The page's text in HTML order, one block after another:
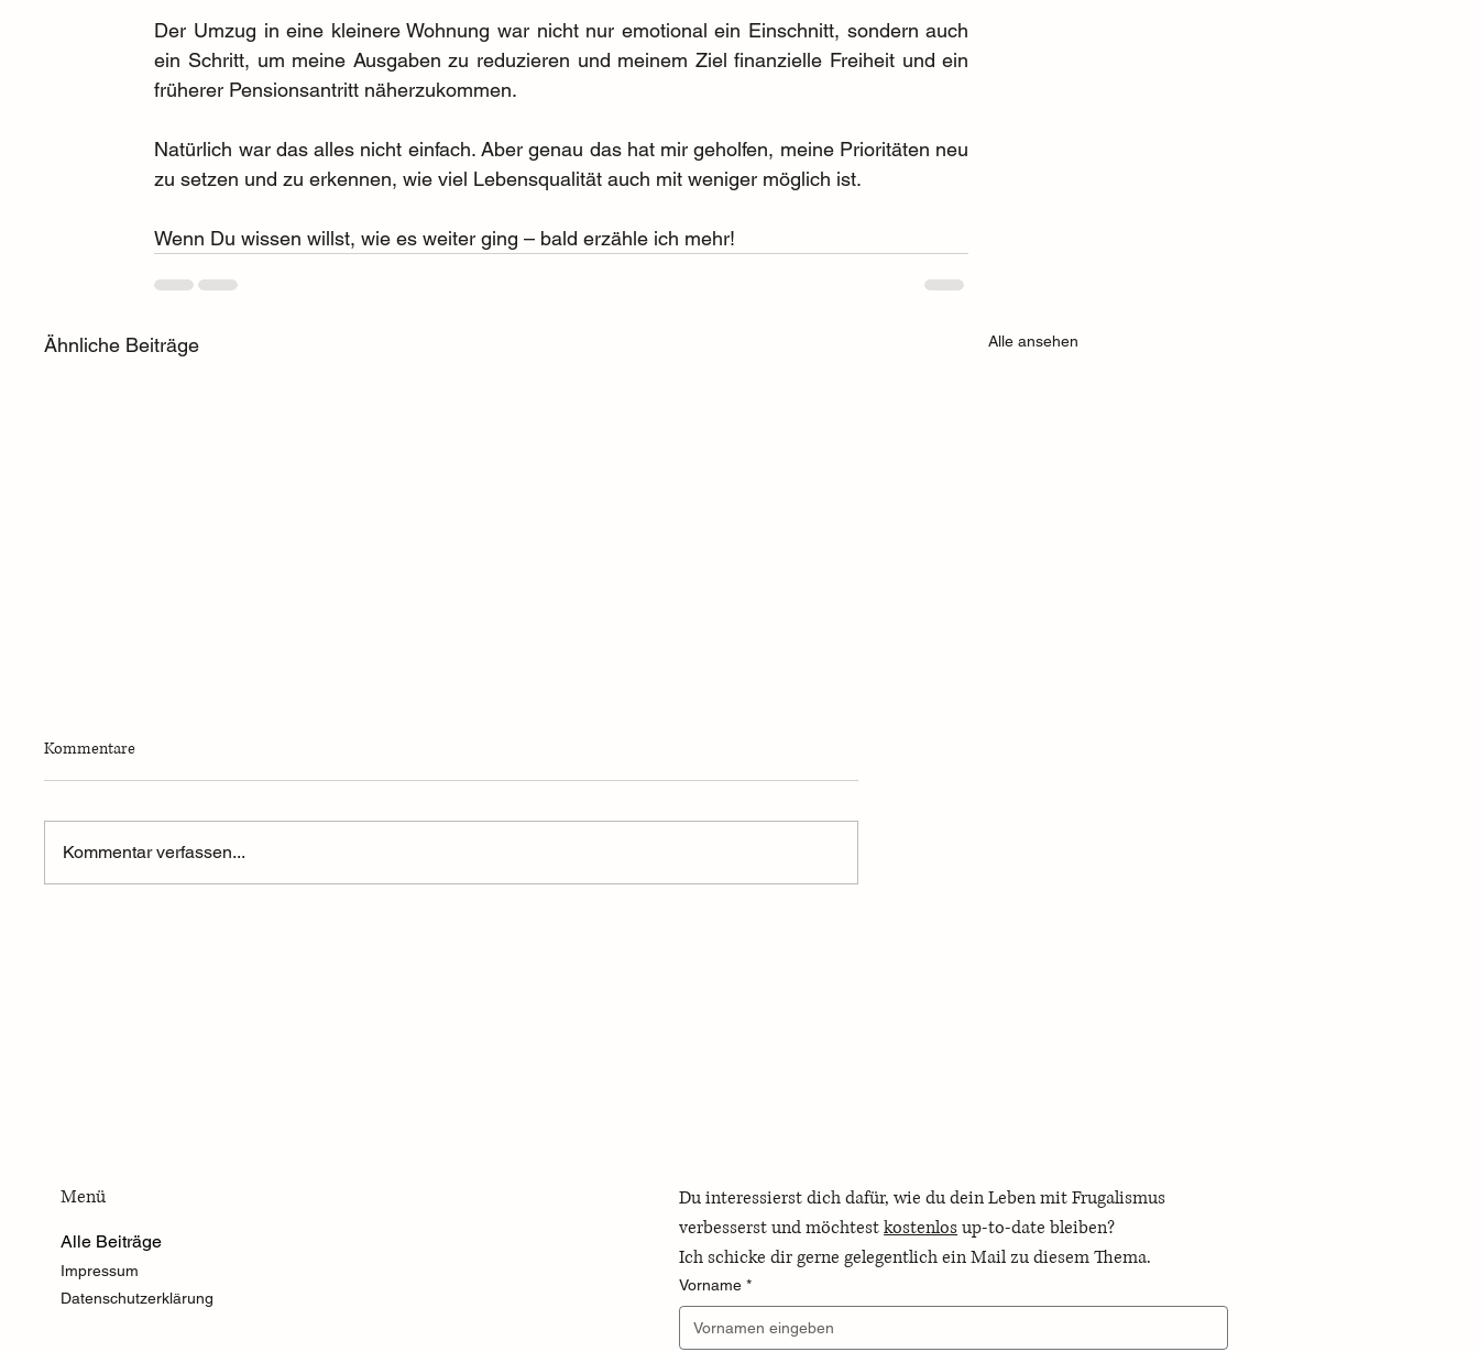
Der Umzug in eine kleinere Wohnung war nicht nur emotional ein Einschnitt, sondern auch
ein Schritt, um meine Ausgaben zu reduzieren und meinem Ziel finanzielle Freiheit und ein
früherer Pensionsantritt näherzukommen.
Natürlich war das alles nicht einfach. Aber genau das hat mir geholfen, meine Prioritäten neu
zu setzen und zu erkennen, wie viel Lebensqualität auch mit weniger möglich ist.
Wenn Du wissen willst, wie es weiter ging – bald erzähle ich mehr!
Ähnliche Beiträge Alle ansehen
Kommentare
Kommentar verfassen...
Menü
Alle Beiträge
Impressum
Datenschutzerklärung
Du interessierst dich dafür, wie du dein Leben mit Frugalismus
verbesserst und möchtest kostenlos
Ich schicke dir gerne gelegentlich ein Mail zu diesem Thema.
Vorname *